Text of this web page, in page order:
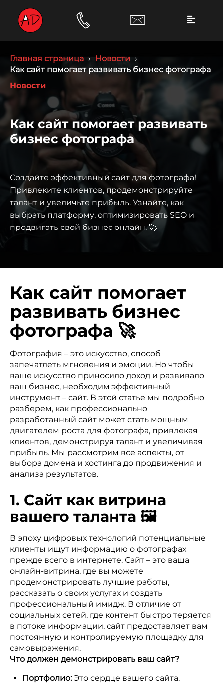
Главная страница › Новости ›
Как сайт помогает развивать бизнес фотографа
Новости
Как сайт помогает развивать
бизнес фотографа
Создайте эффективный сайт для фотографа!
Привлеките клиентов, продемонстрируйте
талант и увеличьте прибыль. Узнайте, как
выбрать платформу, оптимизировать SEO и
продвигать свой бизнес онлайн. 🚀
Как сайт помогает
развивать бизнес
фотографа 🚀
Фотография – это искусство, способ
запечатлеть мгновения и эмоции. Но чтобы
ваше искусство приносило доход и развивало
ваш бизнес, необходим эффективный
инструмент – сайт. В этой статье мы подробно
разберем, как профессионально
разработанный сайт может стать мощным
двигателем роста для фотографа, привлекая
клиентов, демонстрируя талант и увеличивая
прибыль. Мы рассмотрим все аспекты, от
выбора домена и хостинга до продвижения и
анализа результатов.
1. Сайт как витрина
вашего таланта 🖼️
В эпоху цифровых технологий потенциальные
клиенты ищут информацию о фотографах
прежде всего в интернете. Сайт – это ваша
онлайн-витрина, где вы можете
продемонстрировать лучшие работы,
рассказать о своих услугах и создать
профессиональный имидж. В отличие от
социальных сетей, где контент быстро теряется
в потоке информации, сайт предоставляет вам
постоянную и контролируемую площадку для
самовыражения.
Что должен демонстрировать ваш сайт?
Портфолио:Это сердце вашего сайта.